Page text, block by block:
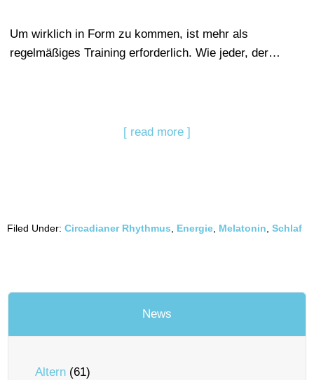
Um wirklich in Form zu kommen, ist mehr als
regelmäßiges Training erforderlich. Wie jeder, der…
[ read more ]
Filed Under: Circadianer Rhythmus Energie Melatonin Schlaf
News
Altern (61)